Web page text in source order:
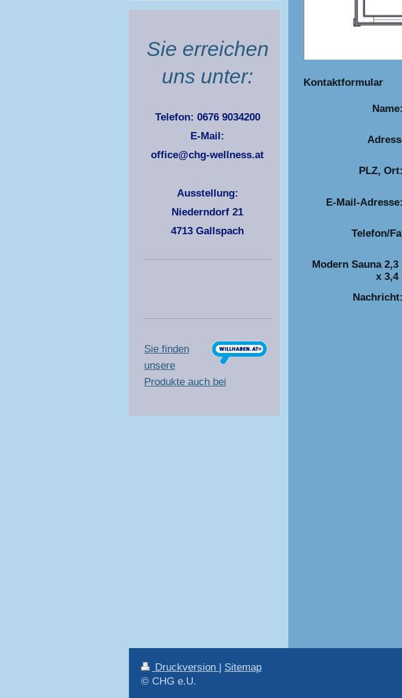
Kontaktformular
Name:
PLZ, Ort:
E-Mail-Adresse:
Telefon/
Modern Sauna 2,3
x 3,4
Nachricht:
Sie erreichen
uns unter:
Telefon: 0676 9034200
E-Mail:
office@chg-wellness.at
Ausstellung:
Niederndorf 21
4713 Gallspach
Sie finden
unsere
Produkte auch bei
Druckversion
Sitemap
© CHG e.U.